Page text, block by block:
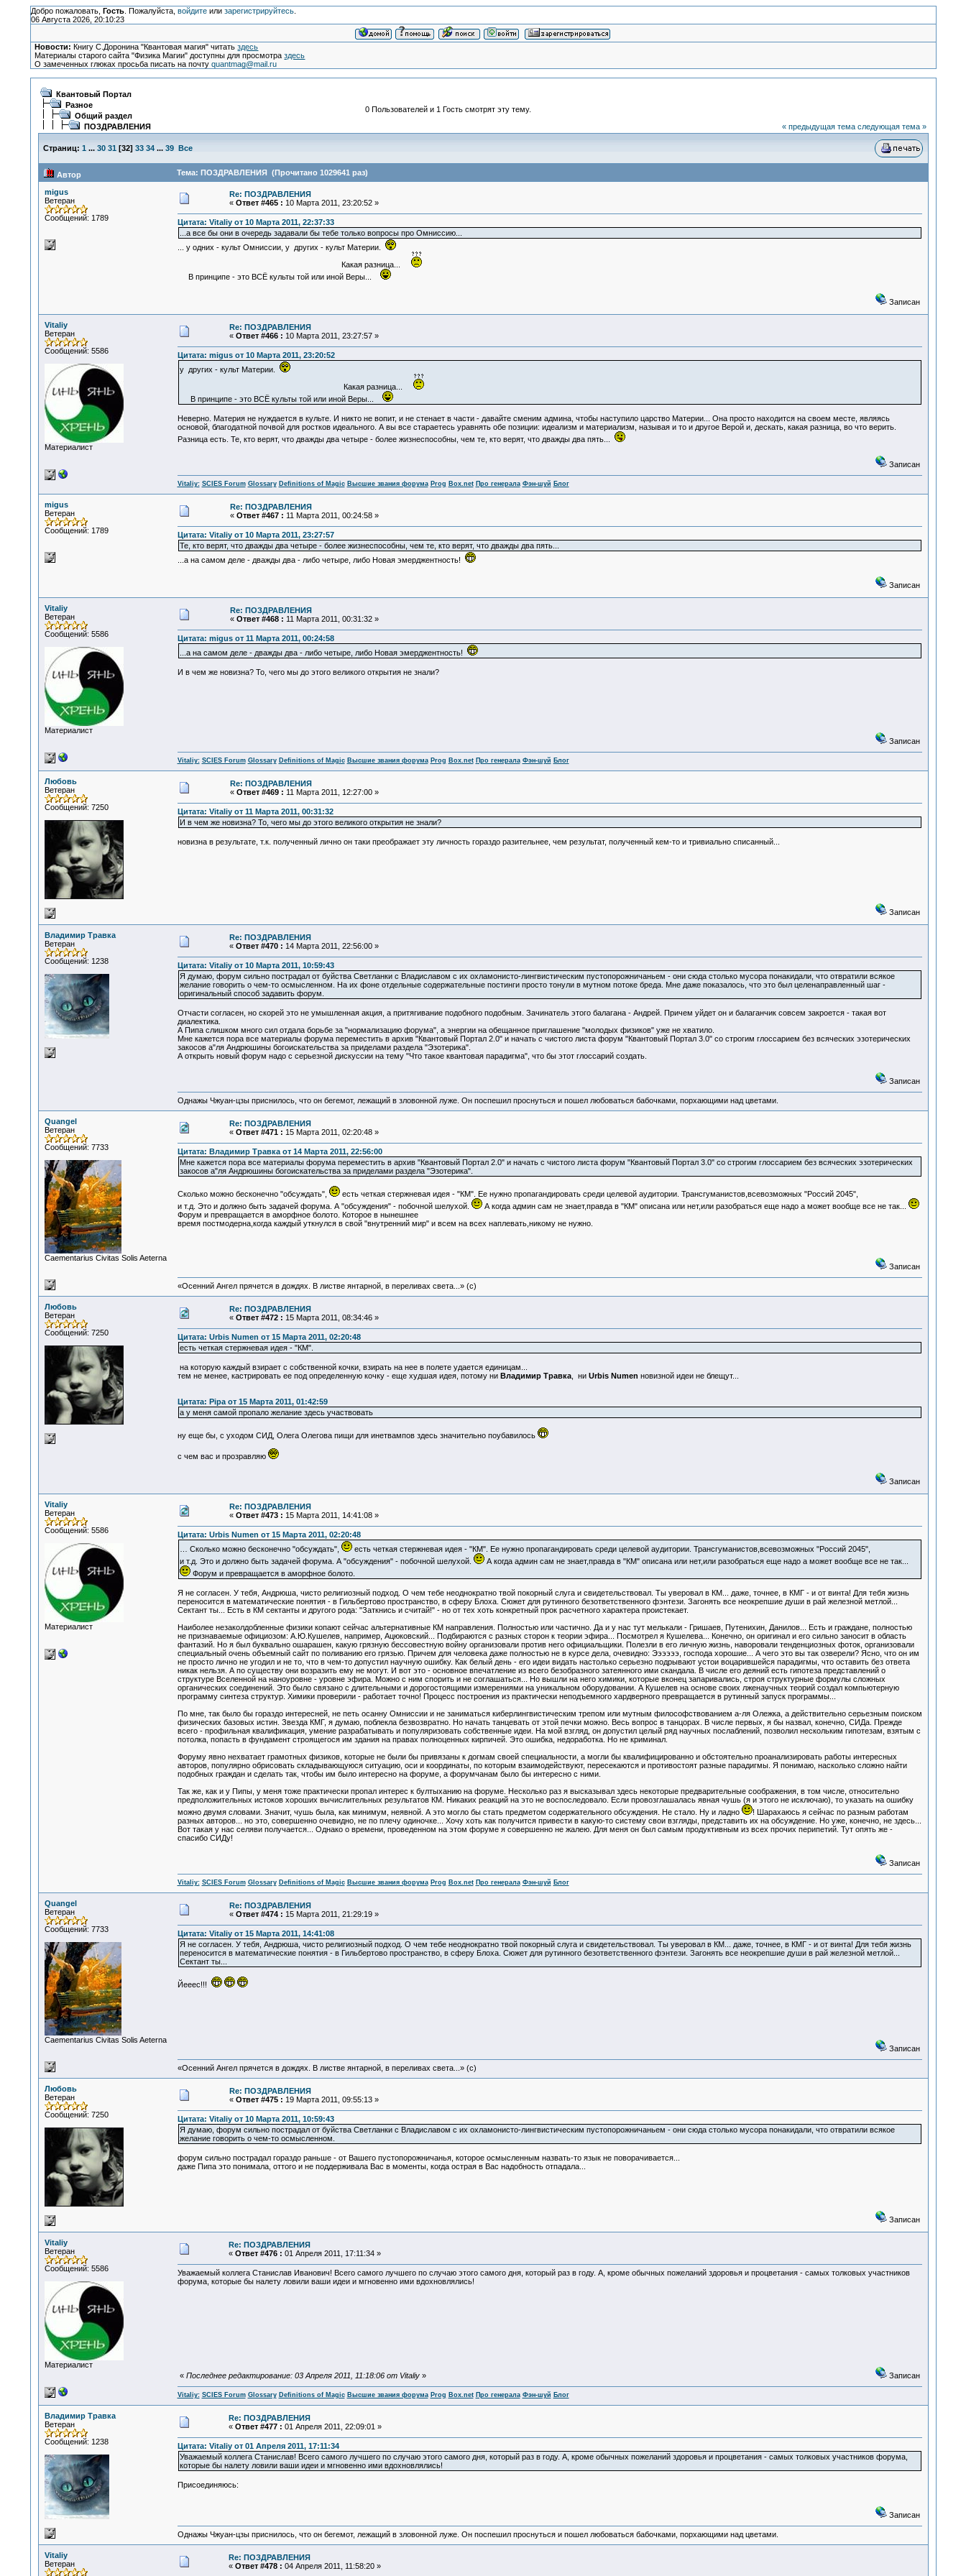
Добро пожаловать, Гость. Пожалуйста, войдитеили зарегистрируйтесь.
06 Августа 2026, 20:10:23
Новости: Книгу С.Доронина "Квантовая магия" читатьздесь
Материалы старого сайта "Физика Магии" доступны для просмотраздесь
О замеченных глюках просьба писать на почтуquantmag@mail.ru
Квантовый Портал
Разное
Общий раздел
ПОЗДРАВЛЕНИЯ
0 Пользователей и 1 Гость смотрят эту тему.
« предыдущая тема следующая тема »
Страниц: 1 ... 30 31 [32] 33 34 ... 39 Все
Автор Тема: ПОЗДРАВЛЕНИЯ (Прочитано 1029641 раз)
migus
Ветеран
Сообщений: 1789
Re: ПОЗДРАВЛЕНИЯ
« Ответ #465 : 10 Марта 2011, 23:20:52 »
Цитата: Vitaliy от 10 Марта 2011, 22:37:33
...а все бы они в очередь задавали бы тебе только вопросы про Омниссию...
... у одних - культ Омниссии, у других - культ Материи.
Какая разница...
В принципе - это ВСЁ культы той или иной Веры...
Записан
Vitaliy
Ветеран
Сообщений: 5586
Материалист
Re: ПОЗДРАВЛЕНИЯ
« Ответ #466 : 10 Марта 2011, 23:27:57 »
Цитата: migus от 10 Марта 2011, 23:20:52
у других - культ Материи.
Какая разница...
В принципе - это ВСЁ культы той или иной Веры...
Неверно. Материя не нуждается в культе. И никто не вопит, и не стенает в части - давайте сменим админа, чтобы наступило царство Материи... Она просто находится на своем месте, являясь
основой, благодатной почвой для ростков идеального. А вы все стараетесь уравнять обе позиции: идеализм и материализм, называя и то и другое Верой и, дескать, какая разница, во что верить.
Разница есть. Те, кто верят, что дважды два четыре - более жизнеспособны, чем те, кто верят, что дважды два пять...
Записан
Vitaliy: SCIES Forum Glossary Definitions of Magic Высшие звания форума Prog Box.net Про генерала Фэн-шуй Блог
migus
Ветеран
Сообщений: 1789
Re: ПОЗДРАВЛЕНИЯ
« Ответ #467 : 11 Марта 2011, 00:24:58 »
Цитата: Vitaliy от 10 Марта 2011, 23:27:57
Те, кто верят, что дважды два четыре - более жизнеспособны, чем те, кто верят, что дважды два пять...
...а на самом деле - дважды два - либо четыре, либо Новая эмерджентность!
Записан
Vitaliy
Ветеран
Сообщений: 5586
Материалист
Re: ПОЗДРАВЛЕНИЯ
« Ответ #468 : 11 Марта 2011, 00:31:32 »
Цитата: migus от 11 Марта 2011, 00:24:58
...а на самом деле - дважды два - либо четыре, либо Новая эмерджентность!
И в чем же новизна? То, чего мы до этого великого открытия не знали?
Записан
Vitaliy: SCIES Forum Glossary Definitions of Magic Высшие звания форума Prog Box.net Про генерала Фэн-шуй Блог
Любовь
Ветеран
Сообщений: 7250
Re: ПОЗДРАВЛЕНИЯ
« Ответ #469 : 11 Марта 2011, 12:27:00 »
Цитата: Vitaliy от 11 Марта 2011, 00:31:32
И в чем же новизна? То, чего мы до этого великого открытия не знали?
новизна в результате, т.к. полученный лично он таки преображает эту личность гораздо разительнее, чем результат, полученный кем-то и тривиально списанный...
Записан
Владимир Травка
Ветеран
Сообщений: 1238
Re: ПОЗДРАВЛЕНИЯ
« Ответ #470 : 14 Марта 2011, 22:56:00 »
Цитата: Vitaliy от 10 Марта 2011, 10:59:43
Я думаю, форум сильно пострадал от буйства Светланки с Владиславом с их охламонисто-лингвистическим пустопорожничаньем - они сюда столько мусора понакидали, что отвратили всякое
желание говорить о чем-то осмысленном. На их фоне отдельные содержательные постинги просто тонули в мутном потоке бреда. Мне даже показалось, что это был целенаправленный шаг -
оригинальный способ задавить форум.
Отчасти согласен, но скорей это не умышленная акция, а притягивание подобного подобным. Зачинатель этого балагана - Андрей. Причем уйдет он и балаганчик совсем закроется - такая вот
диалектика.
А Пипа слишком много сил отдала борьбе за "нормализацию форума", а энергии на обещанное приглашение "молодых физиков" уже не хватило.
Мне кажется пора все материалы форума переместить в архив "Квантовый Портал 2.0" и начать с чистого листа форум "Квантовый Портал 3.0" со строгим глоссарием без всяческих эзотерических
закосов а"ля Андрюшины богоискательства за приделами раздела "Эзотерика".
А открыть новый форум надо с серьезной дискуссии на тему "Что такое квантовая парадигма", что бы этот глоссарий создать.
Записан
Однажы Чжуан-цзы приснилось, что он бегемот, лежащий в зловонной луже. Он поспешил проснуться и пошел любоваться бабочками, порхающими над цветами.
Quangel
Ветеран
Сообщений: 7733
Сaementarius Civitas Solis Aeterna
Re: ПОЗДРАВЛЕНИЯ
« Ответ #471 : 15 Марта 2011, 02:20:48 »
Цитата: Владимир Травка от 14 Марта 2011, 22:56:00
Мне кажется пора все материалы форума переместить в архив "Квантовый Портал 2.0" и начать с чистого листа форум "Квантовый Портал 3.0" со строгим глоссарием без всяческих эзотерических
закосов а"ля Андрюшины богоискательства за приделами раздела "Эзотерика".
Сколько можно бесконечно "обсуждать",
есть четкая стержневая идея - "КМ". Ее нужно пропагандировать среди целевой аудитории. Трансгуманистов,всевозможных "Россий 2045",
и т.д. Это и должно быть задачей форума. А "обсуждения" - побочной шелухой.
А когда админ сам не знает,правда в "КМ" описана или нет,или разобраться еще надо а может вообще все не так...
Форум и превращается в аморфное болото. Которое в нынешнее
время постмодерна,когда каждый уткнулся в свой "внутренний мир" и всем на всех наплевать,никому не нужно.
Записан
«Осенний Ангел прячется в дождях. В листве янтарной, в переливах света...» (c)
Любовь
Ветеран
Сообщений: 7250
Re: ПОЗДРАВЛЕНИЯ
« Ответ #472 : 15 Марта 2011, 08:34:46 »
Цитата: Urbis Numen от 15 Марта 2011, 02:20:48
есть четкая стержневая идея - "КМ".
на которую каждый взирает с собственной кочки, взирать на нее в полете удается единицам...
тем не менее, кастрировать ее под определенную кочку - еще худшая идея, потому ни Владимир Травка, ни Urbis Numen новизной идеи не блещут...
Цитата: Pipa от 15 Марта 2011, 01:42:59
а у меня самой пропало желание здесь участвовать
ну еще бы, с уходом СИД, Олега Олегова пищи для инетвампов здесь значительно поубавилось
с чем вас и прозравляю
Записан
Vitaliy
Ветеран
Сообщений: 5586
Материалист
Re: ПОЗДРАВЛЕНИЯ
« Ответ #473 : 15 Марта 2011, 14:41:08 »
Цитата: Urbis Numen от 15 Марта 2011, 02:20:48
… Сколько можно бесконечно "обсуждать",
есть четкая стержневая идея - "КМ". Ее нужно пропагандировать среди целевой аудитории. Трансгуманистов,всевозможных "Россий 2045",
и т.д. Это и должно быть задачей форума. А "обсуждения" - побочной шелухой.
А когда админ сам не знает,правда в "КМ" описана или нет,или разобраться еще надо а может вообще все не так...
Форум и превращается в аморфное болото.
Я не согласен. У тебя, Андрюша, чисто религиозный подход. О чем тебе неоднократно твой покорный слуга и свидетельствовал. Ты уверовал в КМ... даже, точнее, в КМГ - и от винта! Для тебя жизнь
переносится в математические понятия - в Гильбертово пространство, в сферу Блоха. Сюжет для рутинного безответственного фэнтези. Загонять все неокрепшие души в рай железной метлой...
Сектант ты... Есть в КМ сектанты и другого рода: "Заткнись и считай!" - но от тех хоть конкретный прок расчетного характера проистекает.
Наиболее незаколдобленные физики копают сейчас альтернативные КМ направления. Полностью или частично. Да и у нас тут мелькали - Гришаев, Путенихин, Данилов... Есть и граждане, полностью
не признаваемые официозом: А.Ю.Кушелев, например, Ацюковский... Подбираются с разных сторон к теории эфира... Посмотрел я Кушелева... Конечно, он оригинал и его сильно заносит в область
фантазий. Но я был буквально ошарашен, какую грязную бессовестную войну организовали против него официальщики. Полезли в его личную жизнь, наворовали тенденциозных фоток, организовали
специальный очень объемный сайт по поливанию его грязью. Причем для человека даже полностью не в курсе дела, очевидно: Ээээээ, господа хорошие... А чего это вы так озверели? Ясно, что он им
не просто лично не угодил и не то, что в чем-то допустил научную ошибку. Как белый день - его идеи видать настолько серьезно подрывают устои воцарившейся парадигмы, что оставить без ответа
никак нельзя. А по существу они возразить ему не могут. И вот это - основное впечатление из всего безобразного затеянного ими скандала. В числе его деяний есть гипотеза представлений о
структуре Вселенной на наноуровне - уровне эфира. Можно с ним спорить и не соглашаться... Но вышли на него химики, которые вконец запаривались, строя структурные формулы сложных
органических соединений. Это было связано с длительными и дорогостоящими измерениями на уникальном оборудовании. А Кушелев на основе своих лженаучных теорий создал компьютерную
программу синтеза структур. Химики проверили - работает точно! Процесс построения из практически неподъемного хардверного превращается в рутинный запуск программы...
По мне, так было бы гораздо интересней, не петь осанну Омниссии и не заниматься киберлингвистическим трепом или мутным философствованием а-ля Олежка, а действительно серьезным поиском
физических базовых истин. Звезда КМГ, я думаю, поблекла безвозвратно. Но начать танцевать от этой печки можно. Весь вопрос в танцорах. В числе первых, я бы назвал, конечно, СИДа. Прежде
всего - профильная квалификация, умение разрабатывать и популяризовать собственные идеи. На мой взгляд, он допустил целый ряд научных послаблений, позволил нескольким гипотезам, взятым с
потолка, попасть в фундамент строящегося им здания на правах полноценных кирпичей. Это ошибка, недоработка. Но не криминал.
Форуму явно нехватает грамотных физиков, которые не были бы привязаны к догмам своей специальности, а могли бы квалифицированно и обстоятельно проанализировать работы интересных
авторов, популярно обрисовать складывающуюся ситуацию, оси и координаты, по которым взаимодействуют, пересекаются и противостоят разные парадигмы. Я понимаю, насколько сложно найти
подобных граждан и сделать так, чтобы им было интересно на форуме, а форумчанам было бы интересно с ними.
Так же, как и у Пипы, у меня тоже практически пропал интерес к бултыханию на форуме. Несколько раз я высказывал здесь некоторые предварительные соображения, в том числе, относительно
предположительных истоков хороших вычислительных результатов КМ. Никаких реакций на это не воспоследовало. Если провозглашалась явная чушь (я и этого не исключаю), то указать на ошибку
можно двумя словами. Значит, чушь была, как минимум, неявной. А это могло бы стать предметом содержательного обсуждения. Не стало. Ну и ладно
! Шарахаюсь я сейчас по разным работам
разных авторов... но это, совершенно очевидно, не по плечу одиночке... Хочу хоть как получится привести в какую-то систему свои взгляды, представить их на обсуждение. Но уже, конечно, не здесь...
Вот такая у нас селяви получается... Однако о времени, проведенном на этом форуме я совершенно не жалею. Для меня он был самым продуктивным из всех прочих перипетий. Тут опять же -
спасибо СИДу!
Записан
Vitaliy: SCIES Forum Glossary Definitions of Magic Высшие звания форума Prog Box.net Про генерала Фэн-шуй Блог
Quangel
Ветеран
Сообщений: 7733
Сaementarius Civitas Solis Aeterna
Re: ПОЗДРАВЛЕНИЯ
« Ответ #474 : 15 Марта 2011, 21:29:19 »
Цитата: Vitaliy от 15 Марта 2011, 14:41:08
Я не согласен. У тебя, Андрюша, чисто религиозный подход. О чем тебе неоднократно твой покорный слуга и свидетельствовал. Ты уверовал в КМ... даже, точнее, в КМГ - и от винта! Для тебя жизнь
переносится в математические понятия - в Гильбертово пространство, в сферу Блоха. Сюжет для рутинного безответственного фэнтези. Загонять все неокрепшие души в рай железной метлой...
Сектант ты...
Йееес!!!
Записан
«Осенний Ангел прячется в дождях. В листве янтарной, в переливах света...» (c)
Любовь
Ветеран
Сообщений: 7250
Re: ПОЗДРАВЛЕНИЯ
« Ответ #475 : 19 Марта 2011, 09:55:13 »
Цитата: Vitaliy от 10 Марта 2011, 10:59:43
Я думаю, форум сильно пострадал от буйства Светланки с Владиславом с их охламонисто-лингвистическим пустопорожничаньем - они сюда столько мусора понакидали, что отвратили всякое
желание говорить о чем-то осмысленном.
форум сильно пострадал гораздо раньше - от Вашего пустопорожничанья, которое осмысленным назвать-то язык не поворачивается...
даже Пипа это понимала, оттого и не поддерживала Вас в моменты, когда острая в Вас надобность отпадала...
Записан
Vitaliy
Ветеран
Сообщений: 5586
Материалист
Re: ПОЗДРАВЛЕНИЯ
« Ответ #476 : 01 Апреля 2011, 17:11:34 »
Уважаемый коллега Станислав Иванович! Всего самого лучшего по случаю этого самого дня, который раз в году. А, кроме обычных пожеланий здоровья и процветания - самых толковых участников
форума, которые бы налету ловили ваши идеи и мгновенно ими вдохновлялись!
« Последнее редактирование: 03 Апреля 2011, 11:18:06 от Vitaliy» Записан
Vitaliy: SCIES Forum Glossary Definitions of Magic Высшие звания форума Prog Box.net Про генерала Фэн-шуй Блог
Владимир Травка
Ветеран
Сообщений: 1238
Re: ПОЗДРАВЛЕНИЯ
« Ответ #477 : 01 Апреля 2011, 22:09:01 »
Цитата: Vitaliy от 01 Апреля 2011, 17:11:34
Уважаемый коллега Станислав! Всего самого лучшего по случаю этого самого дня, который раз в году. А, кроме обычных пожеланий здоровья и процветания - самых толковых участников форума,
которые бы налету ловили ваши идеи и мгновенно ими вдохновлялись!
Присоединяюсь:
Записан
Однажы Чжуан-цзы приснилось, что он бегемот, лежащий в зловонной луже. Он поспешил проснуться и пошел любоваться бабочками, порхающими над цветами.
Vitaliy
Ветеран
Re: ПОЗДРАВЛЕНИЯ
« Ответ #478 : 04 Апреля 2011, 11:58:20 »